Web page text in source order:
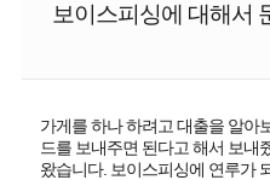
보이스피싱에 대해서
가게를 하나 하려고 대출을 알아
드를 보내주면 된다고 해서 보내
왔습니다. 보이스피싱에 연루가